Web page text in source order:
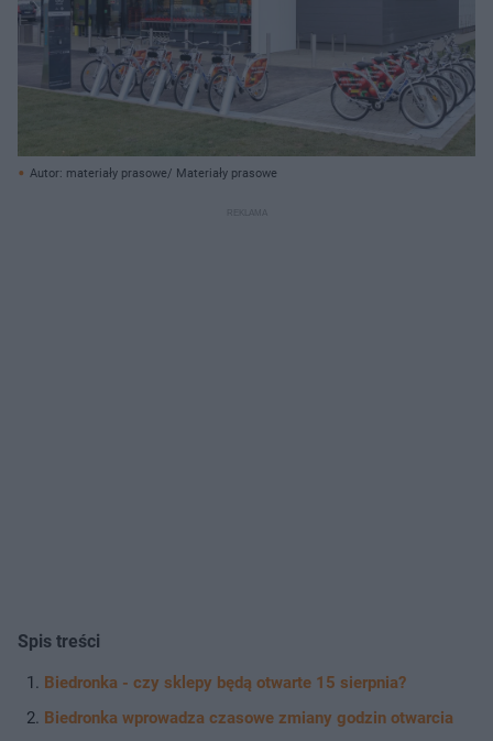
Autor: materiały prasowe/ Materiały prasowe
Spis treści
Biedronka - czy sklepy będą otwarte 15 sierpnia?
Biedronka wprowadza czasowe zmiany godzin otwarcia